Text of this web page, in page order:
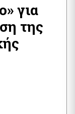
για
της